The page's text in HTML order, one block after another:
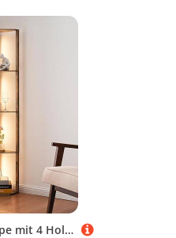
EDISHINE Stehlampe mit 4 Holz-Regal, Standleuchte Wohnzimmer, LED Dimmbar Stehleuchte 3-Farbtemperatur, Leselampe mit 360° Drehbarer Lichtmast, Fußschalter, Eckregal Regalbeleuchtung